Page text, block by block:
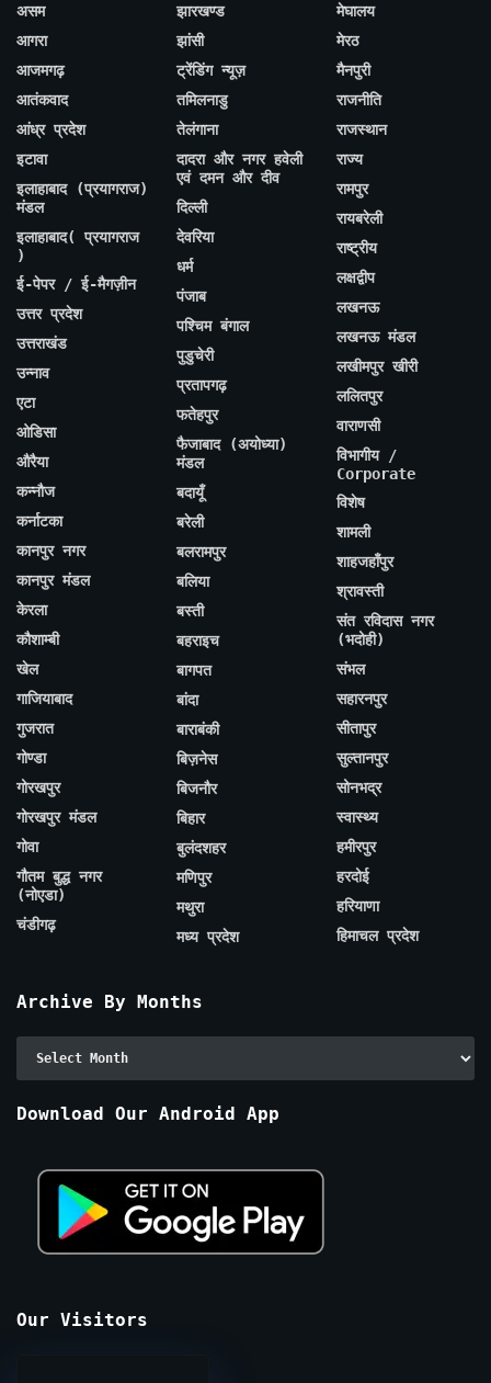
असम
आगरा
आजमगढ़
आतंकवाद
आंध्र प्रदेश
इटावा
इलाहाबाद (प्रयागराज)
मंडल
इलाहाबाद( प्रयागराज
)
ई-पेपर / ई-मैगज़ीन
उत्तर प्रदेश
उत्तराखंड
उन्नाव
एटा
ओडिसा
औरैया
कन्नौज
कर्नाटका
कानपुर नगर
कानपुर मंडल
केरला
कौशाम्बी
खेल
गाजियाबाद
गुजरात
गोण्डा
गोरखपुर
गोरखपुर मंडल
गोवा
गौतम बुद्ध नगर
(नोएडा)
चंडीगढ़
झारखण्ड
झांसी
ट्रेंडिंग न्यूज़
तमिलनाडु
तेलंगाना
दादरा और नगर हवेली
एवं दमन और दीव
दिल्ली
देवरिया
धर्म
पंजाब
पश्चिम बंगाल
पुडुचेरी
प्रतापगढ़
फतेहपुर
फैजाबाद (अयोध्या)
मंडल
बदायूँ
बरेली
बलरामपुर
बलिया
बस्ती
बहराइच
बागपत
बांदा
बाराबंकी
बिज़नेस
बिजनौर
बिहार
बुलंदशहर
मणिपुर
मथुरा
मध्य प्रदेश
मेघालय
मेरठ
मैनपुरी
राजनीति
राजस्थान
राज्य
रामपुर
रायबरेली
राष्ट्रीय
लक्षद्वीप
लखनऊ
लखनऊ मंडल
लखीमपुर खीरी
ललितपुर
वाराणसी
विभागीय /
Corporate
विशेष
शामली
शाहजहाँपुर
श्रावस्ती
संत रविदास नगर
(भदोही)
संभल
सहारनपुर
सीतापुर
सुल्तानपुर
सोनभद्र
स्वास्थ्य
हमीरपुर
हरदोई
हरियाणा
हिमाचल प्रदेश
Archive By Months
Download Our Android App
Our Visitors